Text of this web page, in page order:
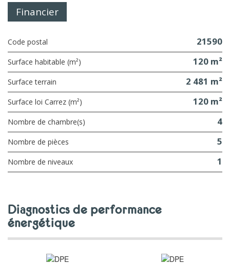
Financier
Code postal 21590
Surface habitable (m²) 120 m²
surface terrain 2 481 m²
Surface loi Carrez (m²) 120 m²
Nombre de chambre(s) 4
Nombre de pièces 5
Nombre de niveaux 1
diagnostics de performance
énergétique